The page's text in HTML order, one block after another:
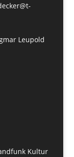
Leupold
Kultur